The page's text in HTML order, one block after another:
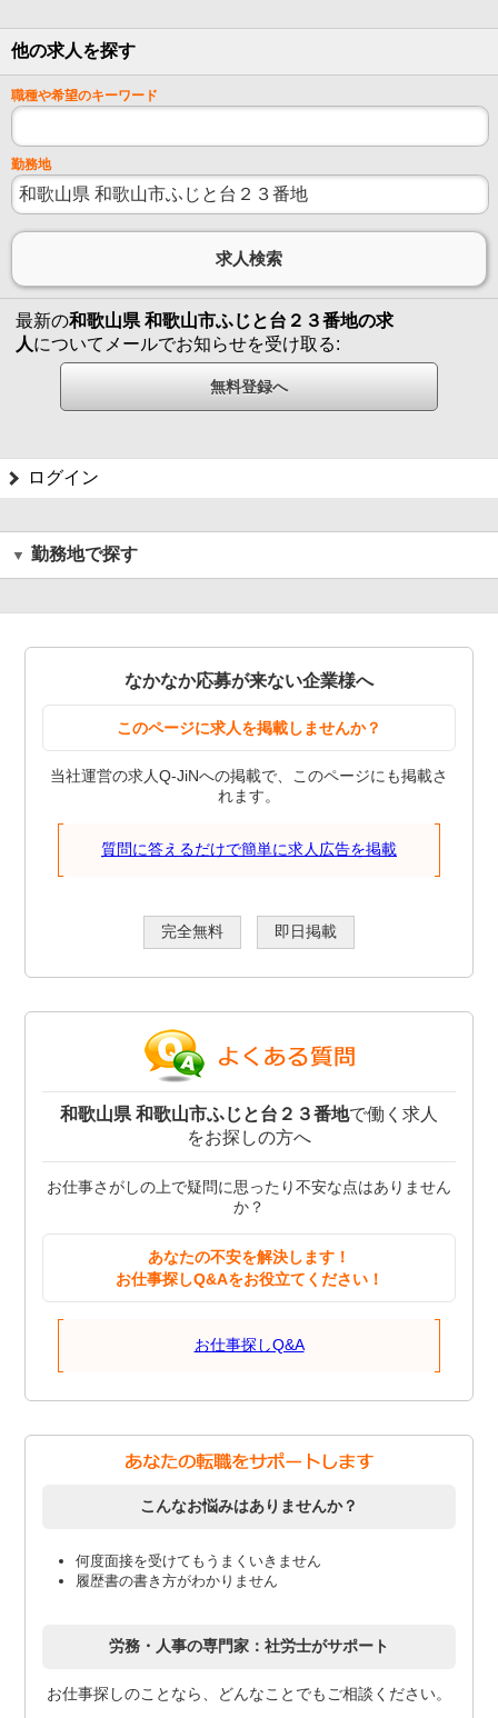
他の求人を探す
職種や希望のキーワード
勤務地
最新の和歌山県 和歌山市ふじと台２３番地の求
人についてメールでお知らせを受け取る:
ログイン
勤務地で探す
なかなか応募が来ない企業様へ
このページに求人を掲載しませんか？
当社運営の求人Q-JiNへの掲載で、このページにも掲載さ
れます。
質問に答えるだけで簡単に求人広告を掲載
完全無料 即日掲載
和歌山県 和歌山市ふじと台２３番地で働く求人
をお探しの方へ
お仕事さがしの上で疑問に思ったり不安な点はありません
か？
あなたの不安を解決します！
お仕事探しQ&Aをお役立てください！
お仕事探しQ&A
こんなお悩みはありませんか？
何度面接を受けてもうまくいきません
履歴書の書き方がわかりません
労務・人事の専門家：社労士がサポート
お仕事探しのことなら、どんなことでもご相談ください。